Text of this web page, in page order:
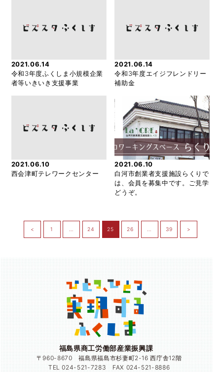
2021.06.14
令和3年度ふくしま小規模企業
者等いきいき支援事業
2021.06.14
令和3年度エイジフレンドリー
補助金
2021.06.10
西会津町テレワークセンター
2021.06.10
白河市創業者支援施設らくりで
は、会員を募集中です。ご見学
どうぞ。
< 1 … 24 25 26 … 39 >
福島県商工労働部産業振興課
〒960-8670 福島県福島市杉妻町2-16 西庁舎12階
TEL 024-521-7283 FAX 024-521-8886